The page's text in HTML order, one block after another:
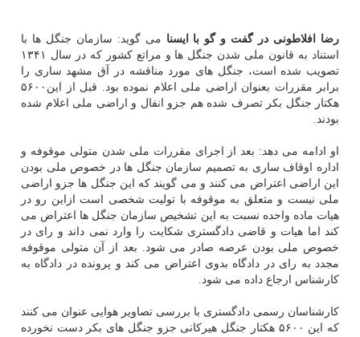
رضا افلاطونی در گفت و گو با ایسنا می گوید: سازمان جنگل ها با
استناد به قانون ملی شدن جنگل ها و مراتع کشور که در سال ۱۳۴۱
تصویب شده است، جنگل های مورد مناقشه در آق مشهد ساری را
برابر مقررات بعنوان اراضی ملی اعلام نموده بود. قبل از این۵۶۰۰
هکتار جنگل بکر تصرف شده هم جزو انفال و اراضی ملی اعلام شده
بودند.
او ادامه می دهد: بعد از اجرای مقررات ملی شدن متولی موقوفه و
اداره اوقاف ساری به تصمیم سازمان جنگل ها در خصوص ملی بودن
این اراضی اعتراض می کنند و می گویند که این جنگل ها جزو اراضی
ملی نیست و متعلق به موقوفه با تولیت شخصی است ازاین رو در
هیات ماده واحده نسبت به این تشخیص سازمان جنگل ها اعتراض می
کند اما هیات و قاضی دادگستری شکایت را وارد نمی داند و رای در
خصوص ملی بودن عرصه صادر می شود. بعد از آن متولی موقوفه
مجدد به رای در دادگاه بدوی اعتراض می کند و پرونده در دادگاه به
کارشناس ارجاع داده می شود.
کارشناسان رسمی دادگستری با بررسی تصاویر هوایی عنوان می کنند
که این ۵۶۰۰ هکتار جنگل هیرکانی جزو جنگل های بکر دست نخورده